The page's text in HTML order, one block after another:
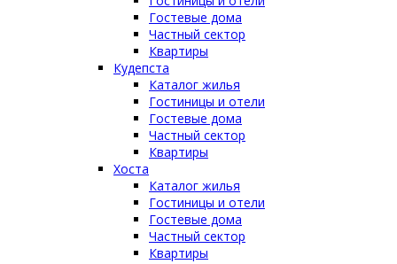
Гостевые дома
Частный сектор
Квартиры
Кудепста
Каталог жилья
Гостиницы и отели
Гостевые дома
Частный сектор
Квартиры
Хоста
Каталог жилья
Гостиницы и отели
Гостевые дома
Частный сектор
Квартиры